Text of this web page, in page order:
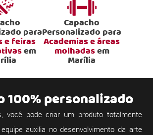
para
e feiras
em
Capacho
Personalizado para
Academias e áreas
molhadasem
Marília
100% personalizado
você pode criar um produto totalmente
auxilia no desenvolvimento da arte